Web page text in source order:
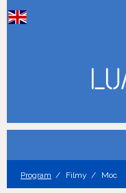
Program Filmy Moc